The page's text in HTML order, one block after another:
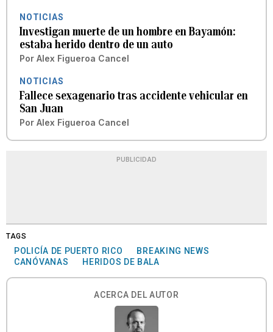
NOTICIAS
Investigan muerte de un hombre en Bayamón:
estaba herido dentro de un auto
Por Alex Figueroa Cancel
NOTICIAS
Fallece sexagenario tras accidente vehicular en
San Juan
Por Alex Figueroa Cancel
PUBLICIDAD
TAGS
POLICÍA DE PUERTO RICO
BREAKING NEWS
CANÓVANAS
HERIDOS DE BALA
ACERCA DEL AUTOR